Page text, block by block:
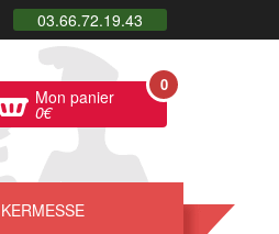
03.66.72.19.43
Mon panier
0€
0
KERMESSE